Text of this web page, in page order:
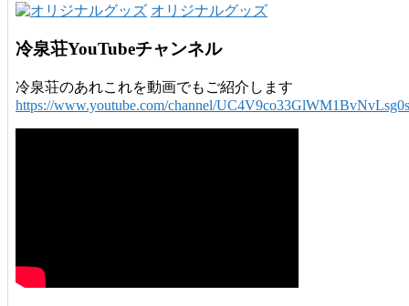
オリジナルグッズ
冷泉荘YouTubeチャンネル
冷泉荘のあれこれを動画でもご紹介します
https://www.youtube.com/channel/